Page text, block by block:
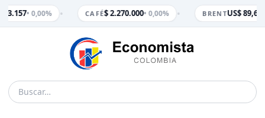
3.157• 0,00% CAFÉ$ 2.270.000• 0,00% BRENTUS$ 89,65